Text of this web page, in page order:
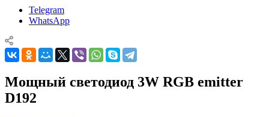
Telegram
WhatsApp
Мощный светодиод 3W RGB emitter
D192